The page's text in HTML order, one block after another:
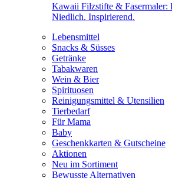
Kawaii Filzstifte & Fasermaler:
Niedlich. Inspirierend.
Lebensmittel
Snacks & Süsses
Getränke
Tabakwaren
Wein & Bier
Spirituosen
Reinigungsmittel & Utensilien
Tierbedarf
Für Mama
Baby
Geschenkkarten & Gutscheine
Aktionen
Neu im Sortiment
Bewusste Alternativen